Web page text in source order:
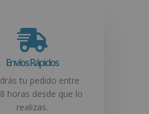
Envíos Rápidos
tu pedido entre
horas desde que lo
realizas.